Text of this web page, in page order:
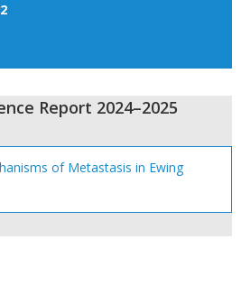
Report 2024–2025
of Metastasis in Ewing